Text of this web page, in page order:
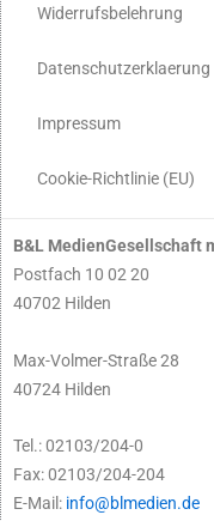
Widerrufsbelehrung
Datenschutzerklaerung
Impressum
Cookie-Richtlinie (EU)
B&L MedienGesellschaft
Postfach 10 02 20
40702 Hilden
Max-Volmer-Straße 28
40724 Hilden
Tel.: 02103/204-0
Fax: 02103/204-204
E-Mail: info@blmedien.de